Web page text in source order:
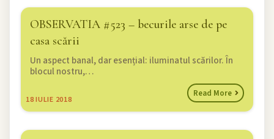
OBSERVATIA #523 – becurile arse de pe
casa scării
18IULIE 2018
Un aspect banal, dar esențial: iluminatul scărilor. În
blocul nostru,…
Read More